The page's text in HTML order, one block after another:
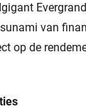
van
op de